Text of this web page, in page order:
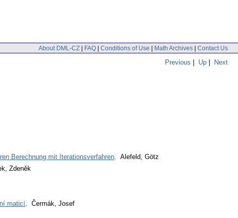
About DML-CZ | FAQ | Conditions of Use | Math Archives | Contact Us
Previous | Up | Next
Berechnung mit Iterationsverfahren. Alefeld, Götz
Zdeněk
maticí. Čermák, Josef